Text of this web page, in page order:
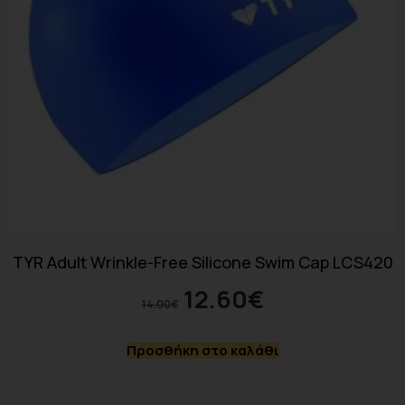
TYR Adult Wrinkle-Free Silicone Swim Cap LCS420
14.00€ 12.60€
Προσθήκη στο καλάθι